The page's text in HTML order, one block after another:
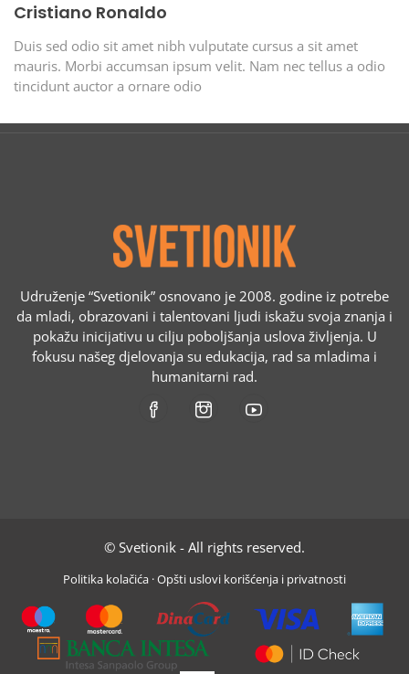
Cristiano Ronaldo
Duis sed odio sit amet nibh vulputate cursus a sit amet
mauris. Morbi accumsan ipsum velit. Nam nec tellus a odio
tincidunt auctor a ornare odio
Udruženje “Svetionik” osnovano je 2008. godine iz potrebe
da mladi, obrazovani i talentovani ljudi iskažu svoja znanja i
pokažu inicijativu u cilju poboljšanja uslova življenja. U
fokusu našeg djelovanja su edukacija, rad sa mladima i
humanitarni rad.
© Svetionik - All rights reserved.
Politika kolačića ·Opšti uslovi korišćenja i privatnosti